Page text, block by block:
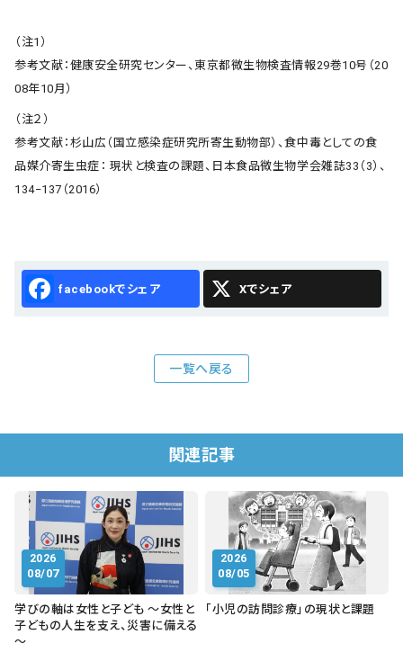
（注1）
参考文献：健康安全研究センター、東京都微生物検査情報29巻10号（20
08年10月）
（注２）
参考文献：杉山広（国立感染症研究所寄生動物部）、食中毒としての食
品媒介寄生虫症： 現状と検査の課題、日本食品微生物学会雑誌33（3）、
134‒137（2016）
Facebook X
一覧へ戻る
関連記事
2026
08/07
学びの軸は女性と子ども ～女性と
子どもの人生を支え、災害に備える
～
2026
08/05
「小児の訪問診療」の現状と課題